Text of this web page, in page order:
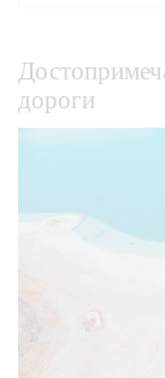
дороги